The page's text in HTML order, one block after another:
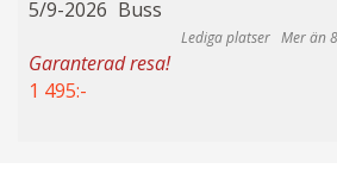
5/9-2026 Buss
Garanterad resa!
Mer än 8
1 495:-